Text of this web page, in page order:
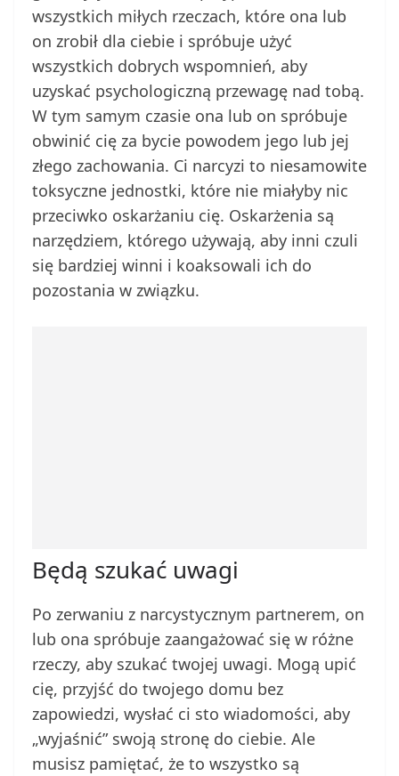
wszystkich miłych rzeczach, które ona lub
on zrobił dla ciebie i spróbuje użyć
wszystkich dobrych wspomnień, aby
uzyskać psychologiczną przewagę nad tobą.
W tym samym czasie ona lub on spróbuje
obwinić cię za bycie powodem jego lub jej
złego zachowania. Ci narcyzi to niesamowite
toksyczne jednostki, które nie miałyby nic
przeciwko oskarżaniu cię. Oskarżenia są
narzędziem, którego używają, aby inni czuli
się bardziej winni i koaksowali ich do
pozostania w związku.
Będą szukać uwagi
Po zerwaniu z narcystycznym partnerem, on
lub ona spróbuje zaangażować się w różne
rzeczy, aby szukać twojej uwagi. Mogą upić
cię, przyjść do twojego domu bez
zapowiedzi, wysłać ci sto wiadomości, aby
„wyjaśnić” swoją stronę do ciebie. Ale
musisz pamiętać, że to wszystko są